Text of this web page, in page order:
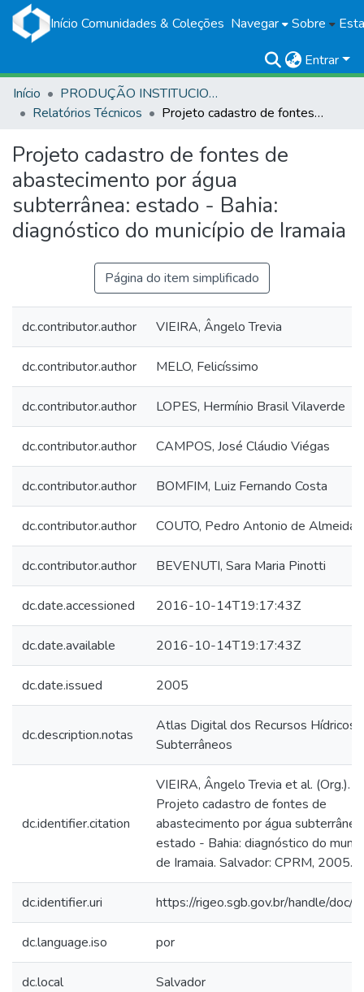
Início Comunidades & Coleções Navegar Sobre
Entrar
Início
PRODUÇÃO INSTITUCIONAL
Relatórios Técnicos
Projeto cadastro de fontes de abastecimento por água subterrânea: estado - Bahia: diagnóstico do município de Iramaia
Projeto cadastro de fontes de
abastecimento por água
subterrânea: estado - Bahia:
diagnóstico do município de Iramaia
Página do item simplificado
dc.contributor.author VIEIRA, Ângelo Trevia
dc.contributor.author MELO, Felicíssimo
dc.contributor.author LOPES, Hermínio Brasil Vilaverde
dc.contributor.author CAMPOS, José Cláudio Viégas
dc.contributor.author BOMFIM, Luiz Fernando Costa
dc.contributor.author COUTO, Pedro Antonio de Almeida
dc.contributor.author BEVENUTI, Sara Maria Pinotti
dc.date.accessioned 2016-10-14T19:17:43Z
dc.date.available 2016-10-14T19:17:43Z
dc.date.issued 2005
dc.description.notas
Atlas Digital dos Recursos Hídricos
Subterrâneos
dc.identifier.citation
VIEIRA, Ângelo Trevia et al. (Org.).
Projeto cadastro de fontes de
abastecimento por água subterrânea:
estado - Bahia: diagnóstico do
de Iramaia. Salvador: CPRM, 2005.
dc.identifier.uri https://rigeo.sgb.gov.br/handle/doc/
dc.language.iso por
dc.local Salvador